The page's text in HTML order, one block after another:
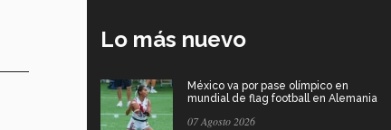
Lo más nuevo
México va por pase olímpico en
mundial de flag football en Alemania
07 Agosto 2026